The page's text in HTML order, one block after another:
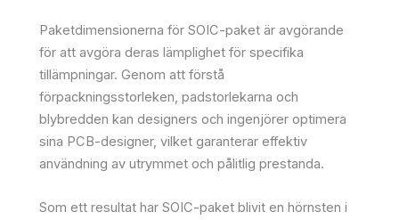
Paketdimensionerna för SOIC-paket är avgörande
för att avgöra deras lämplighet för specifika
tillämpningar. Genom att förstå
förpackningsstorleken, padstorlekarna och
blybredden kan designers och ingenjörer optimera
sina PCB-designer, vilket garanterar effektiv
användning av utrymmet och pålitlig prestanda.
Som ett resultat har SOIC-paket blivit en hörnsten i